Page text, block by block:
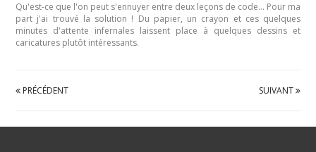
Qu'est-ce que l'on peut s'ennuyer entre deux leçons de code... Pour ma
part j'ai trouvé la solution ! Du papier, un crayon et ces quelques
minutes d'attente infernales laissent place à quelques dessins et
caricatures plutôt intéressants.
PRÉCÉDENT SUIVANT